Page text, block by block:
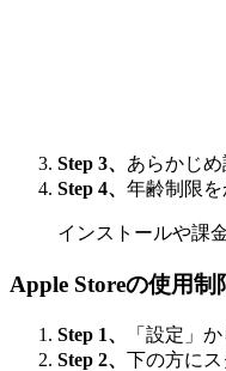
Step 3、 あらかじ
Step 4、 年齢制限
インストールや課
Apple Storeの使用
Step 1、
「設定」
Step 2、 下の方に